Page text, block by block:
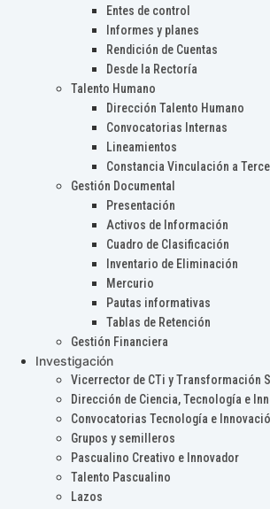
Entes de control
Informes y planes
Rendición de Cuentas
Desde la Rectoría
Talento Humano
Dirección Talento Humano
Convocatorias Internas
Lineamientos
Constancia Vinculación a
Gestión Documental
Presentación
Activos de Información
Cuadro de Clasificación
Inventario de Eliminación
Mercurio
Pautas informativas
Tablas de Retención
Gestión Financiera
Investigación
Vicerrector de CTi y Transformación
Dirección de Ciencia, Tecnología e
Convocatorias Tecnología e
Grupos y semilleros
Pascualino Creativo e Innovador
Talento Pascualino
Lazos